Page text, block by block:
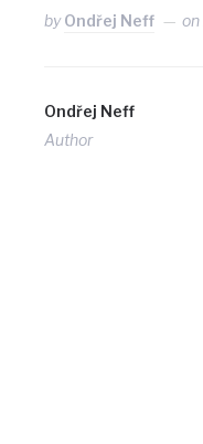
byOndřej Neff on
Ondřej Neff
Author